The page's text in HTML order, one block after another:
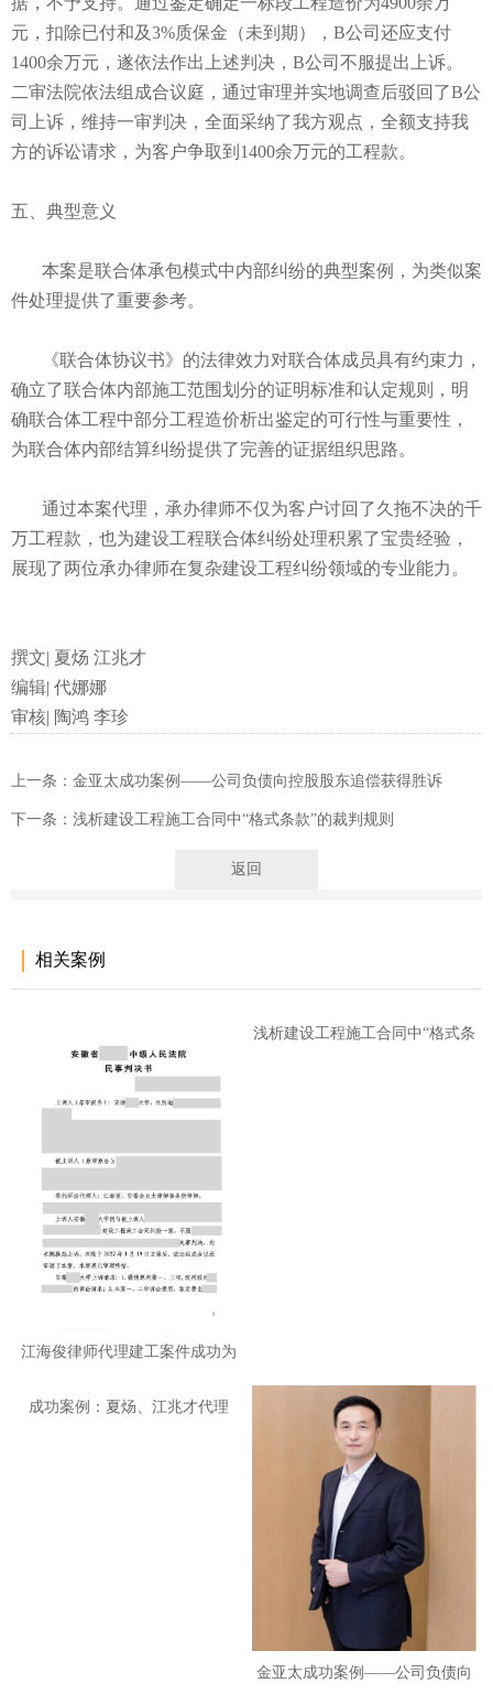
元，扣除已付和及3%质保金（未到期），B公司还应支付
1400余万元，遂依法作出上述判决，B公司不服提出上诉。​
二审法院依法组成合议庭，通过审理并实地调查后驳回了B公
司上诉，维持一审判决，全面采纳了我方观点，全额支持我
方的诉讼请求，为客户争取到1400余万元的工程款。
五、典型意义
本案是联合体承包模式中内部纠纷的典型案例，为类似案
件处理提供了重要参考。
《联合体协议书》的法律效力对联合体成员具有约束力，
确立了联合体内部施工范围划分的证明标准和认定规则，明
确联合体工程中部分工程造价析出鉴定的可行性与重要性，
为联合体内部结算纠纷提供了完善的证据组织思路。
通过本案代理，承办律师不仅为客户讨回了久拖不决的千
万工程款，也为建设工程联合体纠纷处理积累了宝贵经验，
展现了两位承办律师在复杂建设工程纠纷领域的专业能力。
撰文| 夏炀 江兆才
编辑| 代娜娜
审核| 陶鸿 李珍
上一条：金亚太成功案例——公司负债向控股股东追偿获得胜诉
下一条：浅析建设工程施工合同中“格式条款”的裁判规则
返回
相关案例
江海俊律师代理建工案件成功为
省
浅析建设工程施工合同中“格式条
成功案例：夏炀、江兆才代理
金亚太成功案例——公司负债向